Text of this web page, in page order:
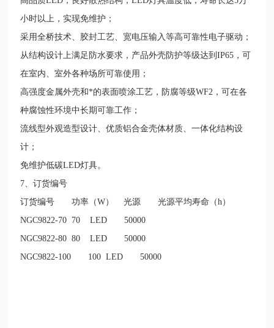
小时以上，实现免维护；
采用全桥技术、胶封工艺、宽电压输入等高可靠性电子驱动；
从结构设计上满足防水要求，产品外壳防护等级达到IP65 ，可
在室内、室外各种场所可靠使用；
高强度金属外壳和*的表面喷涂工艺，防腐等级WF2 ，可在各
种腐蚀性环境中长期可靠工作；
流线型外观造型设计、优质铝合金壳体材质、一体化结构设
计；
免维护低碳LED灯具。
7 、订货编号
订货编号
功率（W） 光源 光源平均寿命（h ）
NGC9822-70 70 LED
50000
NGC9822-80 80 LED
50000
NGC9822-100
100 LED 50000